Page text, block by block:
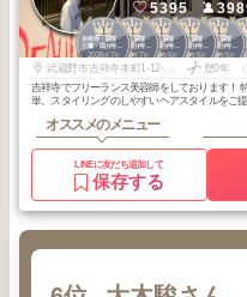
1
吉祥寺・荻窪・
三鷹・国分寺・
久我山
2026年 7月
1
吉祥寺・荻窪・
三鷹・国分寺・
久我山
2026年 7月
1
吉祥寺・荻窪・
三鷹・国分寺・
久我山
2026年 6月
1
吉祥寺・荻窪・
三鷹・国分寺・
久我山
2026年 6月
1
吉祥寺・荻窪・
三鷹・国分寺・
久我山
2026年 5月
1
吉祥寺
三鷹・
久我山
2026
5395
武蔵野市吉祥寺本町1-12-13センチュリーホーム吉祥寺ビル2F 歴0年
吉祥寺でフリーランス美容師をしております！
単、スタイリングのしやすいヘアスタイルをご
オススメのメニュー
LINEに友だち追加して
保存する